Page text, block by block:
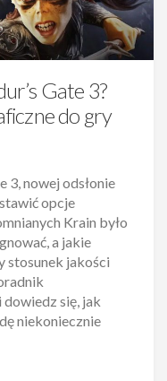
Gate 3?
do gry
3, nowej odsłonie
opcje
Krain było
a jakie
stosunek jakości
dowiedz się, jak
niekoniecznie